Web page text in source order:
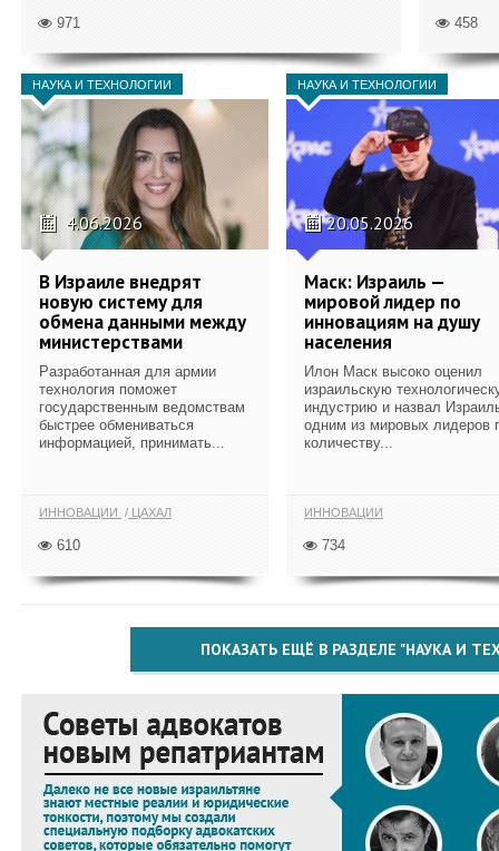
971 458
НАУКА И ТЕХНОЛОГИИ
4.06.2026
В Израиле внедрят
новую систему для
обмена данными между
министерствами
Разработанная для армии
технология поможет
государственным ведомствам
быстрее обмениваться
информацией, принимать...
ИННОВАЦИИ ЦАХАЛ
610
НАУКА И ТЕХНОЛОГИИ
20.05.2026
Маск: Израиль —
мировой лидер по
инновациям на душу
населения
Илон Маск высоко оценил
израильскую
индустрию и назвал
одним из мировых лидеров
количеству...
ИННОВАЦИИ
734
ПОКАЗАТЬ ЕЩЁ В РАЗДЕЛЕ "НАУКА И